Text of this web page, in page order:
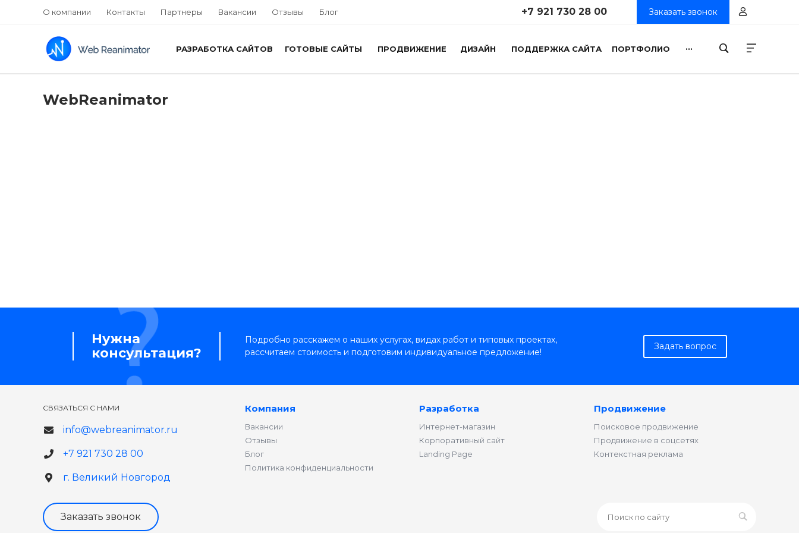
О компании Контакты Партнеры Вакансии Отзывы Блог +7 921 730 28 00 Заказать звонок
РАЗРАБОТКА САЙТОВ ГОТОВЫЕ САЙТЫ ПРОДВИЖЕНИЕ ДИЗАЙН ПОДДЕРЖКА САЙТА ПОРТФОЛИО ...
WebReanimator
Нужна
консультация?
Подробно расскажем о наших услугах, видах работ и типовых проектах,
рассчитаем стоимость и подготовим индивидуальное предложение!
Задать вопрос
СВЯЗАТЬСЯ С НАМИ
info@webreanimator.ru
+7 921 730 28 00
г. Великий Новгород
Компания
Вакансии
Отзывы
Блог
Политика конфиденциальности
Разработка
Интернет-магазин
Корпоративный сайт
Landing Page
Продвижение
Поисковое продвижение
Продвижение в соцсетях
Контекстная реклама
Заказать звонок